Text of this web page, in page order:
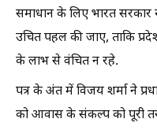
समाधान के लिए भारत
उचित पहल की जाए, ताकि
के लाभ से वंचित न रहे.
पत्र के अंत में विजय शर्मा ने
को आवास के संकल्प को पूरी